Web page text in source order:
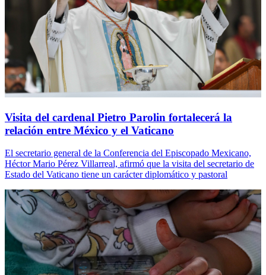
Visita del cardenal Pietro Parolin fortalecerá la
relación entre México y el Vaticano
El secretario general de la Conferencia del Episcopado Mexicano,
Héctor Mario Pérez Villarreal, afirmó que la visita del secretario de
Estado del Vaticano tiene un carácter diplomático y pastoral